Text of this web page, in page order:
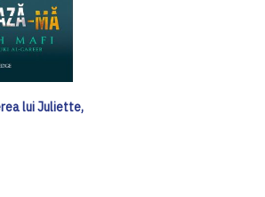
lui Juliette,